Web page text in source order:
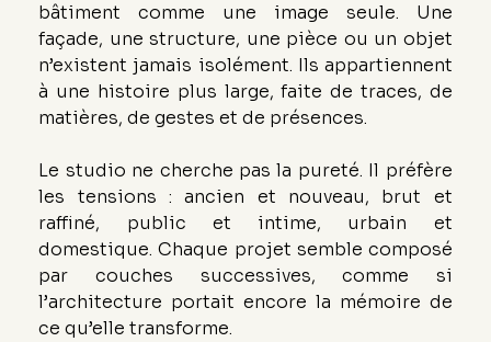
bâtiment comme une image seule. Une
façade, une structure, une pièce ou un objet
n’existent jamais isolément. Ils appartiennent
à une histoire plus large, faite de traces, de
matières, de gestes et de présences.
Le studio ne cherche pas la pureté. Il préfère
les tensions : ancien et nouveau, brut et
raffiné, public et intime, urbain et
domestique. Chaque projet semble composé
par couches successives, comme si
l’architecture portait encore la mémoire de
ce qu’elle transforme.